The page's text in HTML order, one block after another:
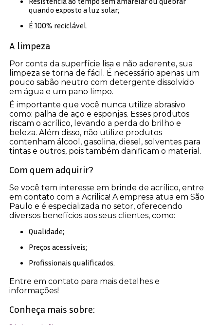
quando exposto a luz solar;
É 100% reciclável.
A limpeza
Por conta da superfície lisa e não aderente, sua
limpeza se torna de fácil. É necessário apenas um
pouco sabão neutro com detergente dissolvido
em água e um pano limpo.
É importante que você nunca utilize abrasivo
como: palha de aço e esponjas. Esses produtos
riscam o acrílico, levando a perda do brilho e
beleza. Além disso, não utilize produtos
contenham álcool, gasolina, diesel, solventes para
tintas e outros, pois também danificam o material.
Com quem adquirir?
Se você tem interesse em brinde de acrílico, entre
em contato com a Acrilica! A empresa atua em São
Paulo e é especializada no setor, oferecendo
diversos benefícios aos seus clientes, como:
Qualidade;
Preços acessíveis;
Profissionais qualificados.
Entre em contato para mais detalhes e
informações!
Conheça mais sobre: